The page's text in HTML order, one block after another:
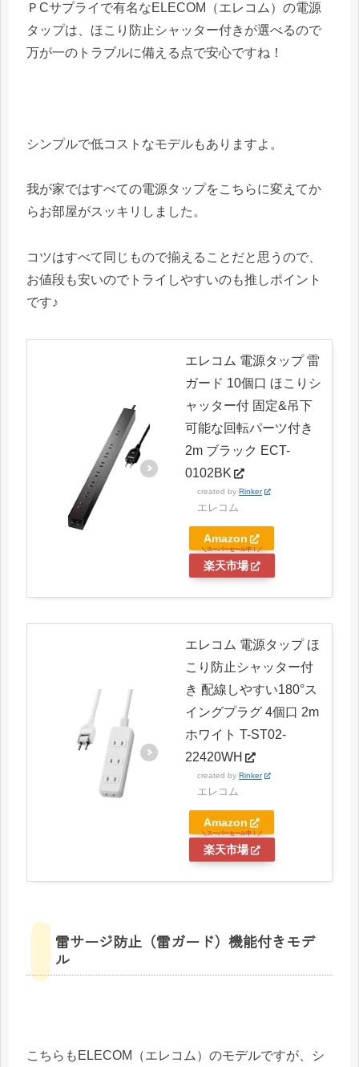
ＰCサプライで有名なELECOM（エレコム）の電源
タップは、ほこり防止シャッター付きが選べるので
万が一のトラブルに備える点で安心ですね！
シンプルで低コストなモデルもありますよ。
我が家ではすべての電源タップをこちらに変えてか
らお部屋がスッキリしました。
コツはすべて同じもので揃えることだと思うので、
お値段も安いのでトライしやすいのも推しポイント
です♪
エレコム 電源タップ 雷
ガード 10個口 ほこりシ
ャッター付 固定&吊下
可能な回転パーツ付き
2m ブラック ECT-
0102BK
created by Rinker
エレコム
Amazon
楽天市場
エレコム 電源タップ ほ
こり防止シャッター付
き 配線しやすい180°ス
イングプラグ 4個口 2m
ホワイト T-ST02-
22420WH
created by Rinker
エレコム
Amazon
楽天市場
雷サージ防止（雷ガード）機能付きモデ
ル
こちらもELECOM（エレコム）のモデルですが、シ